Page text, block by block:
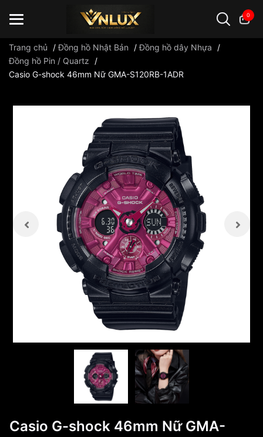
0
Đồng hồ casio đồng hồ G-Shock đồng hồ Orient ...
Trang chủ /Đồng hồ Nhật Bản /Đồng hồ dây Nhựa
/
Đồng hồ Pin / Quartz
/
Casio G-shock 46mm Nữ GMA-S120RB-1ADR
Casio G-shock 46mm Nữ GMA-